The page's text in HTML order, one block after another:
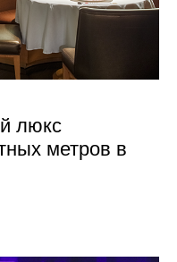
люкс
метров в